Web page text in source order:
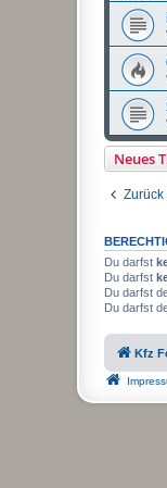
Neues
Zurück
Du darfst
Du darfst
Du darfst
Du darfst
Kfz